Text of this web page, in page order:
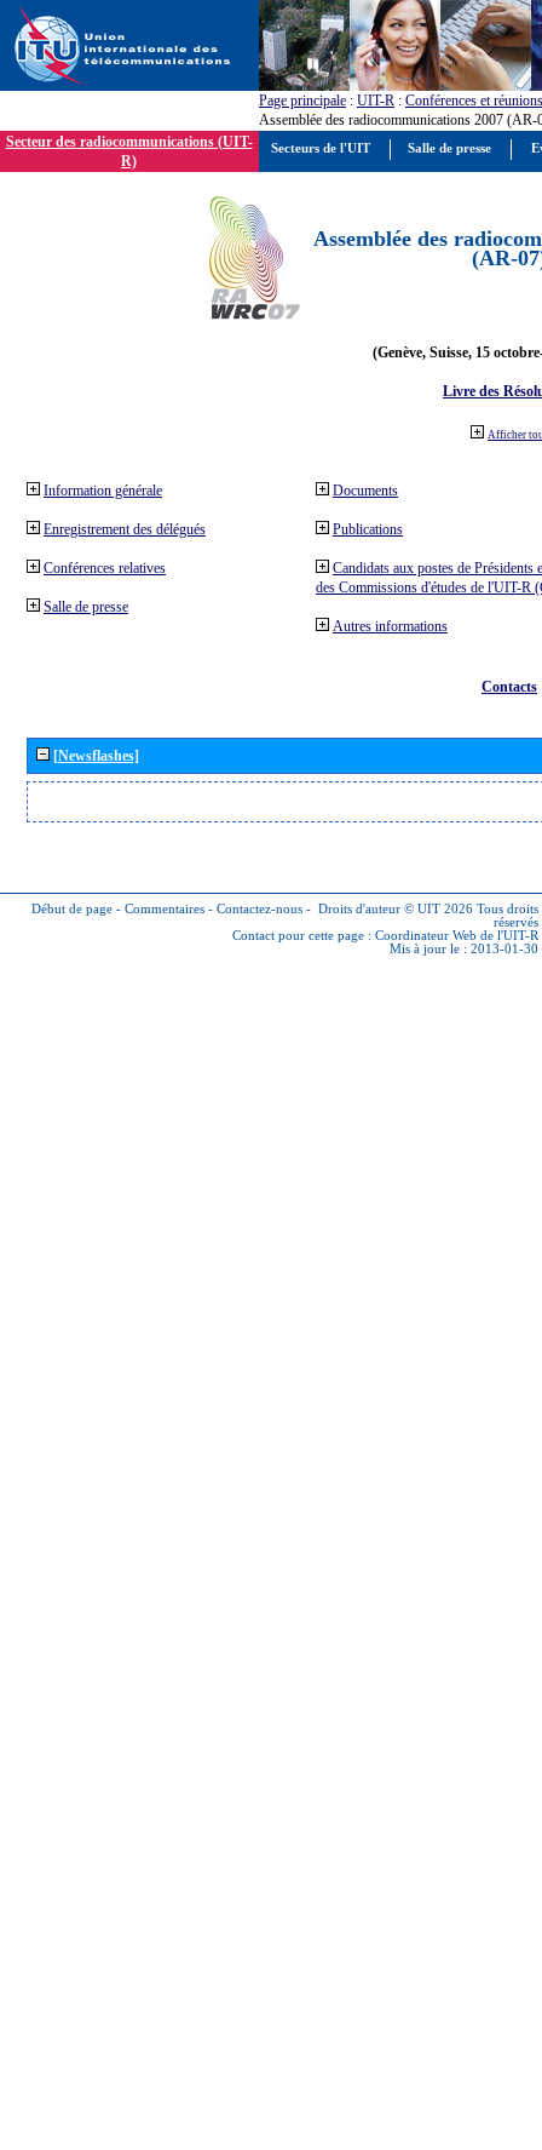
Page principale : UIT-R : Conférences et réunions
Assemblée des radiocommunications 2007 (AR-
Secteur des radiocommunications (UIT-
R)
Assemblée des
(AR-
(Genève, Suisse, 15
Livre des
Afficher
Information générale
Enregistrement des délégués
Conférences relatives
Salle de presse
Documents
Publications
Candidats aux postes de Présidents
des Commissions d'études de l'UIT-R
Autres informations
Contacts
[Newsflashes]
Début de page - Commentaires - Contactez-nous - Droits d'auteur © UIT 2026 Tous droits
réservés
Contact pour cette page : Coordinateur Web de l'UIT-R
Mis à jour le : 2013-01-30
Secteurs de l'UIT Salle de presse